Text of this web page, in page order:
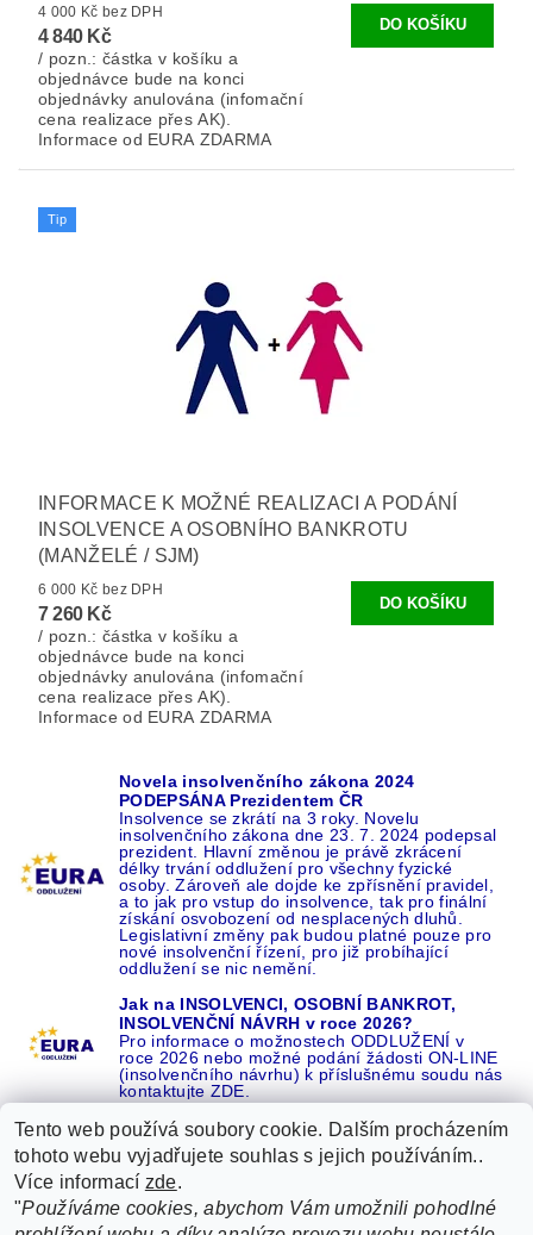
4 000 Kč bez DPH
4 840 Kč
/ pozn.: částka v košíku a
objednávce bude na konci
objednávky anulována (infomační
cena realizace přes AK).
Informace od EURA ZDARMA
Tip
INFORMACE K MOŽNÉ REALIZACI A PODÁNÍ
INSOLVENCE A OSOBNÍHO BANKROTU
(MANŽELÉ / SJM)
6 000 Kč bez DPH
7 260 Kč
/ pozn.: částka v košíku a
objednávce bude na konci
objednávky anulována (infomační
cena realizace přes AK).
Informace od EURA ZDARMA
Novela insolvenčního zákona 2024
PODEPSÁNA Prezidentem ČR
Insolvence se zkrátí na 3 roky. Novelu
insolvenčního zákona dne 23. 7. 2024 podepsal
prezident. Hlavní změnou je právě zkrácení
délky trvání oddlužení pro všechny fyzické
osoby. Zároveň ale dojde ke zpřísnění pravidel,
a to jak pro vstup do insolvence, tak pro finální
získání osvobození od nesplacených dluhů.
Legislativní změny pak budou platné pouze pro
nové insolvenční řízení, pro již probíhající
oddlužení se nic nemění.
Jak na INSOLVENCI, OSOBNÍ BANKROT,
INSOLVENČNÍ NÁVRH v roce 2026?
Pro informace o možnostech ODDLUŽENÍ v
roce 2026 nebo možné podání žádosti ON-LINE
(insolvenčního návrhu) k příslušnému soudu nás
kontaktujte ZDE.
Recenze o NÁS na GOOGLE 16 let REFERENCÍ v celé ČR |
Recenze o NÁS na SEZNAMU |
Tento web používá soubory cookie. Dalším procházením
tohoto webu vyjadřujete souhlas s jejich používáním..
Více informací zde.
"Používáme cookies, abychom Vám umožnili pohodlné